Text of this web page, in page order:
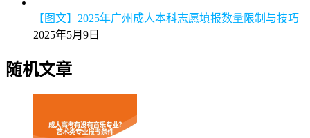
【图文】2025年广州成人本科志愿填报数量限制与技巧
2025年5月9日
随机文章